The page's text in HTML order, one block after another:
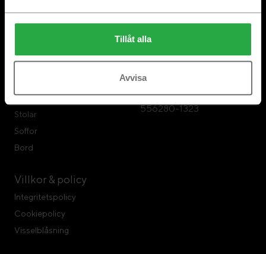
Tillåt alla
Avvisa
Om Swedese
Fåtöljer
Stolar
Soffor
Bord
Villkor & policy
Integritetspolicy
Cookiepolicy
Visselblåsning
Swedese Möbler
Swedese Möbler AB
567 23 Vaggeryd
Tel: 0393-797 00
Organisationsnr:
556280-1323